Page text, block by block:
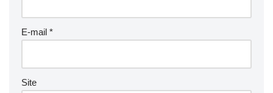
E-mail *
Site